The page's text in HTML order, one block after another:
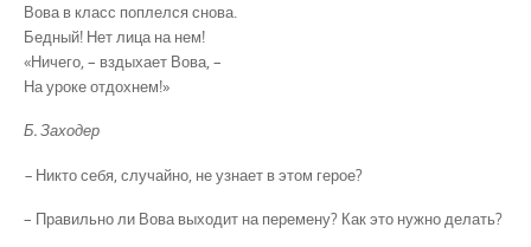
Вова в класс поплелся снова.
Бедный! Нет лица на нем!
«Ничего, – вздыхает Вова, –
На уроке отдохнем!»
Б. Заходер
– Никто себя, случайно, не узнает в этом герое?
– Правильно ли Вова выходит на перемену? Как это нужно делать?